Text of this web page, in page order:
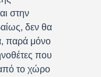
στην
δεν θα
παρά μόνο
που
το χώρο